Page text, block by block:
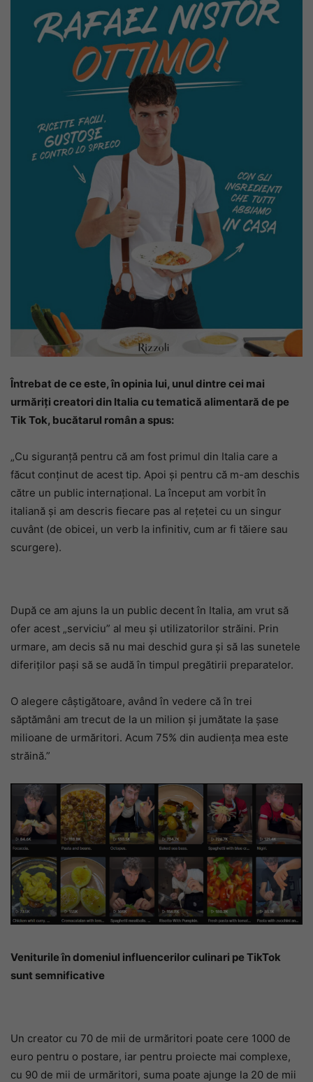
Întrebat de ce este, în opinia lui, unul dintre cei mai
urmăriți creatori din Italia cu tematică alimentară de pe
Tik Tok, bucătarul român a spus:
„Cu siguranță pentru că am fost primul din Italia care a
făcut conținut de acest tip. Apoi și pentru că m-am deschis
către un public internațional. La început am vorbit în
italiană și am descris fiecare pas al rețetei cu un singur
cuvânt (de obicei, un verb la infinitiv, cum ar fi tăiere sau
scurgere).
După ce am ajuns la un public decent în Italia, am vrut să
ofer acest „serviciu” al meu și utilizatorilor străini. Prin
urmare, am decis să nu mai deschid gura și să las sunetele
diferiților pași să se audă în timpul pregătirii preparatelor.
O alegere câștigătoare, având în vedere că în trei
săptămâni am trecut de la un milion și jumătate la șase
milioane de urmăritori. Acum 75% din audiența mea este
străină.”
Veniturile în domeniul influencerilor culinari pe TikTok
sunt semnificative
Un creator cu 70 de mii de urmăritori poate cere 1000 de
euro pentru o postare, iar pentru proiecte mai complexe,
cu 90 de mii de urmăritori, suma poate ajunge la 20 de mii